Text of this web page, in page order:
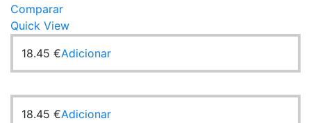
Comparar
Quick View
18.45 €Adicionar
18.45 €Adicionar